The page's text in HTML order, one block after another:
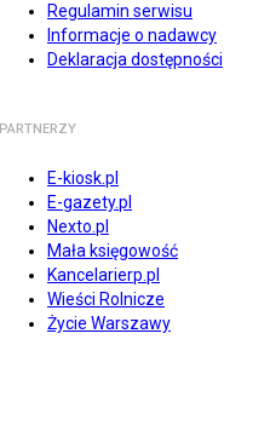
Regulamin serwisu
Informacje o nadawcy
Deklaracja dostępności
PARTNERZY
E-kiosk.pl
E-gazety.pl
Nexto.pl
Mała księgowość
Kancelarierp.pl
Wieści Rolnicze
Życie Warszawy